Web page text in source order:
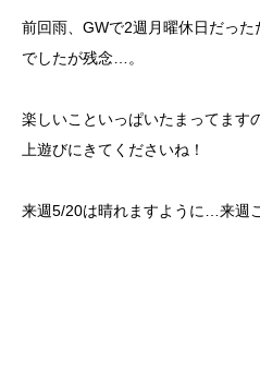
前回雨、GWで2週月曜休日だっ
でしたが残念…。
楽しいこといっぱいたまってます
上遊びにきてくださいね！
来週5/20は晴れますように…来週